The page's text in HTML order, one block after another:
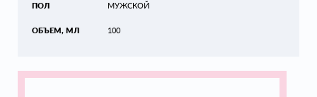
ПОЛ
ОБЪЕМ, МЛ
МУЖСКОЙ
100